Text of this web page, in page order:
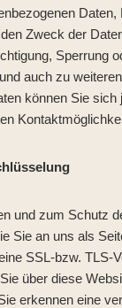
Daten,
Zweck der
Sperrung
auch zu
können Sie sich
und zum Schutz
Sie an uns als
SSL-bzw. TLS-
über diese
erkennen eine